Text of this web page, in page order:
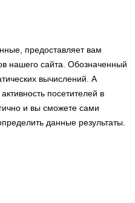
предоставляет вам
нашего сайта. Обозначенный
вычислений. А
посетителей в
и вы сможете сами
данные результаты.